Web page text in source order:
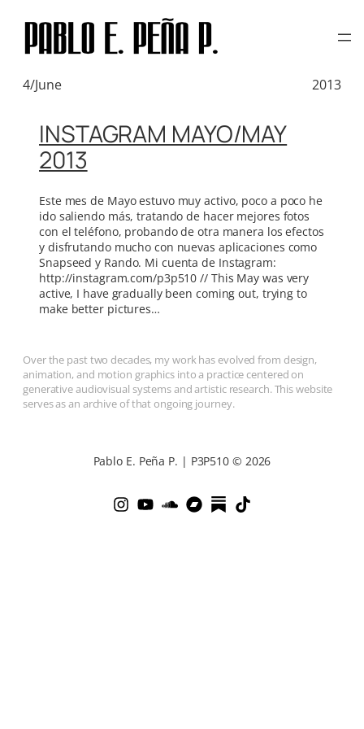
TAG: CAMUFLADO
4/June 2013
INSTAGRAM MAYO/MAY
2013
Este mes de Mayo estuvo muy activo, poco a poco he
ido saliendo más, tratando de hacer mejores fotos
con el teléfono, probando de otra manera los efectos
y disfrutando mucho con nuevas aplicaciones como
Snapseed y Rando. Mi cuenta de Instagram:
http://instagram.com/p3p510 // This May was very
active, I have gradually been coming out, trying to
make better pictures…
Over the past two decades, my work has evolved from design,
animation, and motion graphics into a practice centered on
generative audiovisual systems and artistic research. This website
serves as an archive of that ongoing journey.
Pablo E. Peña P. | P3P510 © 2026